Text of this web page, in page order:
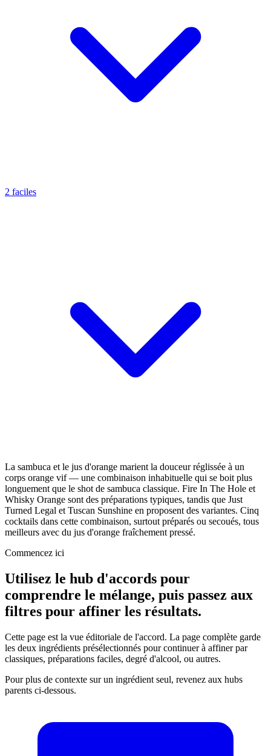
2 faciles
La sambuca et le jus d'orange marient la douceur réglissée à un
corps orange vif — une combinaison inhabituelle qui se boit plus
longuement que le shot de sambuca classique. Fire In The Hole et
Whisky Orange sont des préparations typiques, tandis que Just
Turned Legal et Tuscan Sunshine en proposent des variantes. Cinq
cocktails dans cette combinaison, surtout préparés ou secoués, tous
meilleurs avec du jus d'orange fraîchement pressé.
Commencez ici
Utilisez le hub d'accords pour
comprendre le mélange, puis passez aux
filtres pour affiner les résultats.
Cette page est la vue éditoriale de l'accord. La page complète garde
les deux ingrédients présélectionnés pour continuer à affiner par
classiques, préparations faciles, degré d'alcool, ou autres.
Pour plus de contexte sur un ingrédient seul, revenez aux hubs
parents ci-dessous.